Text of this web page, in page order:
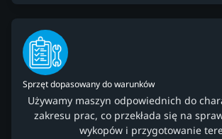
Sprzęt dopasowany do warunków
Używamy maszyn odpowiednich do
zakresu prac, co przekłada się na
wykopów i przygotowanie